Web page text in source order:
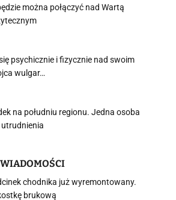
można połączyć nad Wartą
psychicznie i fizycznie nad swoim
wulgar…
na południu regionu. Jedna osoba
chodnika już wyremontowany.
brukową